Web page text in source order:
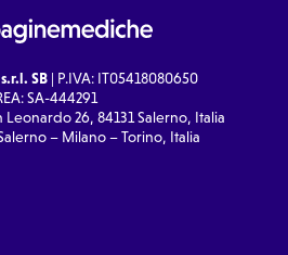
SB| P.IVA: IT05418080650
SA-444291
Leonardo 26, 84131 Salerno, Italia
– Milano – Torino, Italia